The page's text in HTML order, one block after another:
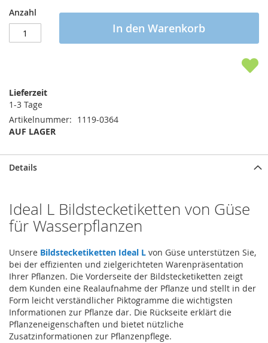
Anzahl
In den Warenkorb
Lieferzeit
1-3 Tage
Artikelnummer
1119-0364
AUF LAGER
Details
Ideal L Bildstecketiketten von Güse
für Wasserpflanzen
Unsere Bildstecketiketten Ideal L von Güse unterstützen Sie,
bei der effizienten und zielgerichteten Warenpräsentation
Ihrer Pflanzen. Die Vorderseite der Bildstecketiketten zeigt
dem Kunden eine Realaufnahme der Pflanze und stellt in der
Form leicht verständlicher Piktogramme die wichtigsten
Informationen zur Pflanze dar. Die Rückseite erklärt die
Pflanzeneigenschaften und bietet nützliche
Zusatzinformationen zur Pflanzenpflege.